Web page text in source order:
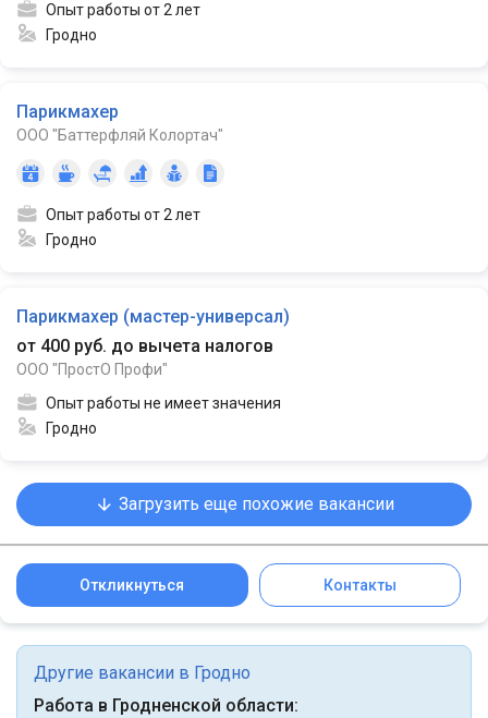
Опыт работы от 2 лет
Гродно
Парикмахер
ООО "Баттерфляй Колортач"
Опыт работы от 2 лет
Гродно
Парикмахер (мастер-универсал)
от 400 руб. до вычета налогов
ООО "ПростО Профи"
Опыт работы не имеет значения
Гродно
Загрузить еще похожие вакансии
Откликнуться Контакты
Другие вакансии в Гродно
Работа в Гродненской области: